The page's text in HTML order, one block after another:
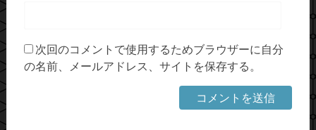
次回のコメントで使用するためブラウザーに自分
の名前、メールアドレス、サイトを保存する。